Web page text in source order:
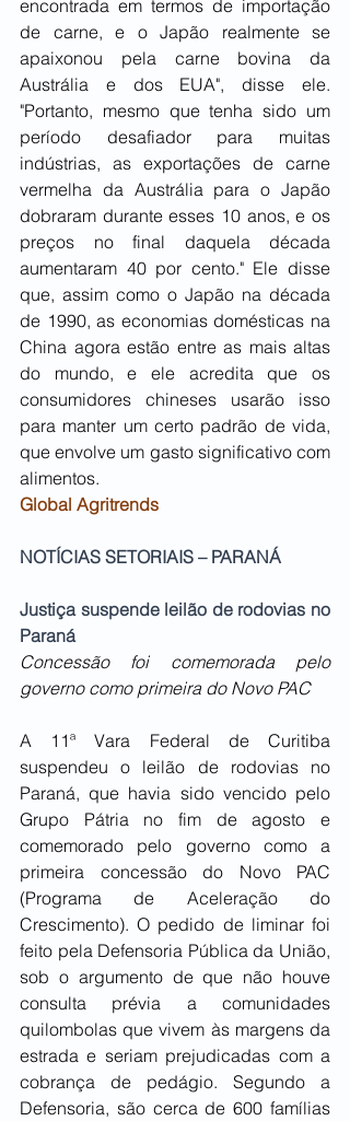
encontrada em termos de importação
de carne, e o Japão realmente se
apaixonou pela carne bovina da
Austrália e dos EUA", disse ele.
"Portanto, mesmo que tenha sido um
período desafiador para muitas
indústrias, as exportações de carne
vermelha da Austrália para o Japão
dobraram durante esses 10 anos, e os
preços no final daquela década
aumentaram 40 por cento." Ele disse
que, assim como o Japão na década
de 1990, as economias domésticas na
China agora estão entre as mais altas
do mundo, e ele acredita que os
consumidores chineses usarão isso
para manter um certo padrão de vida,
que envolve um gasto significativo com
alimentos.
Global Agritrends
NOTÍCIAS SETORIAIS – PARANÁ
Justiça suspende leilão de rodovias no
Paraná
Concessão foi comemorada pelo
governo como primeira do Novo PAC
A 11ª Vara Federal de Curitiba
suspendeu o leilão de rodovias no
Paraná, que havia sido vencido pelo
Grupo Pátria no fim de agosto e
comemorado pelo governo como a
primeira concessão do Novo PAC
(Programa de Aceleração do
Crescimento). O pedido de liminar foi
feito pela Defensoria Pública da União,
sob o argumento de que não houve
consulta prévia a comunidades
quilombolas que vivem às margens da
estrada e seriam prejudicadas com a
cobrança de pedágio. Segundo a
Defensoria, são cerca de 600 famílias